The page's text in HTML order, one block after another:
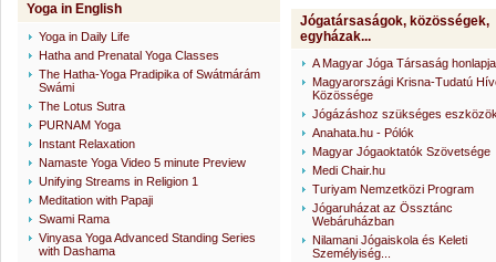
Yoga in English
Yoga in Daily Life
Hatha and Prenatal Yoga Classes
The Hatha-Yoga Pradipika of Swátmárám
Swámi
The Lotus Sutra
PURNAM Yoga
Instant Relaxation
Namaste Yoga Video 5 minute Preview
Unifying Streams in Religion 1
Meditation with Papaji
Swami Rama
Vinyasa Yoga Advanced Standing Series
with Dashama
Jógatársaságok, közösségek,
egyházak...
A Magyar Jóga Társaság honlapja
Magyarországi Krisna-Tudatú
Közössége
Jógázáshoz szükséges
Anahata.hu - Pólók
Magyar Jógaoktatók Szövetsége
Medi Chair.hu
Turiyam Nemzetközi Program
Jógaruházat az Össztánc
Webáruházban
Nilamani Jógaiskola és Keleti
Személyiség...